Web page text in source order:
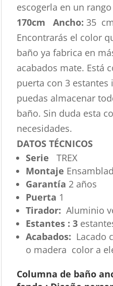
escogerla en un
170cm
Ancho: 35
Encontrarás el color
baño ya fabrica en
acabados mate. Está
puerta con 3
puedas almacenar
baño. Sin duda esta
necesidades.
DATOS TÉCNICOS
Serie
TREX
Montaje
Garantía 2 años
Puerta 1
Tirador: Aluminio
Estantes : 3
Acabados: Lacado
o madera color a
Columna de baño